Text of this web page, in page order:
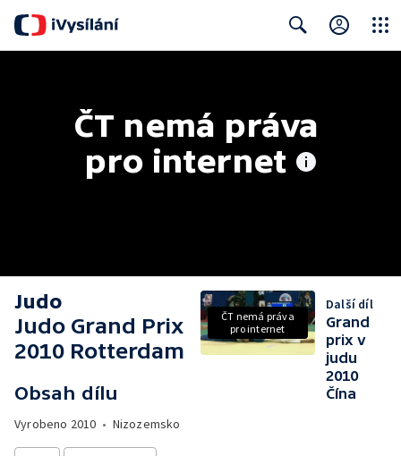
ČT nemá práva
pro internet
Judo
Judo Grand Prix
2010 Rotterdam
Obsah dílu
Vyrobeno 2010 • Nizozemsko
ČT nemá práva
pro internet
Další díl
Grand
prix v
judu
2010
Čína